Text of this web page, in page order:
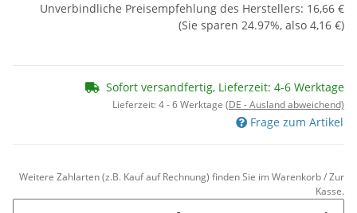
Unverbindliche Preisempfehlung des Herstellers: 16,66 €
(Sie sparen 24.97%, also 4,16 €)
Sofort versandfertig, Lieferzeit: 4-6 Werktage
Lieferzeit:4 - 6 Werktage (DE - Ausland abweichend)
Frage zum Artikel
Weitere Zahlarten (z.B. Kauf auf Rechnung) finden Sie im Warenkorb / Zur
Kasse.